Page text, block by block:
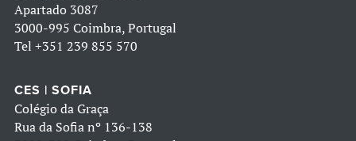
Apartado 3087
3000-995 Coimbra, Portugal
Tel +351 239 855 570
CES | SOFIA
Colégio da Graça
Rua da Sofia nº 136-138